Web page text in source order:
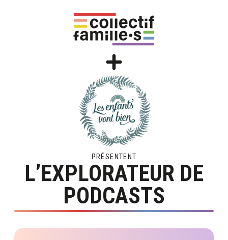
PRÉSENTENT
L’EXPLORATEUR DE
PODCASTS